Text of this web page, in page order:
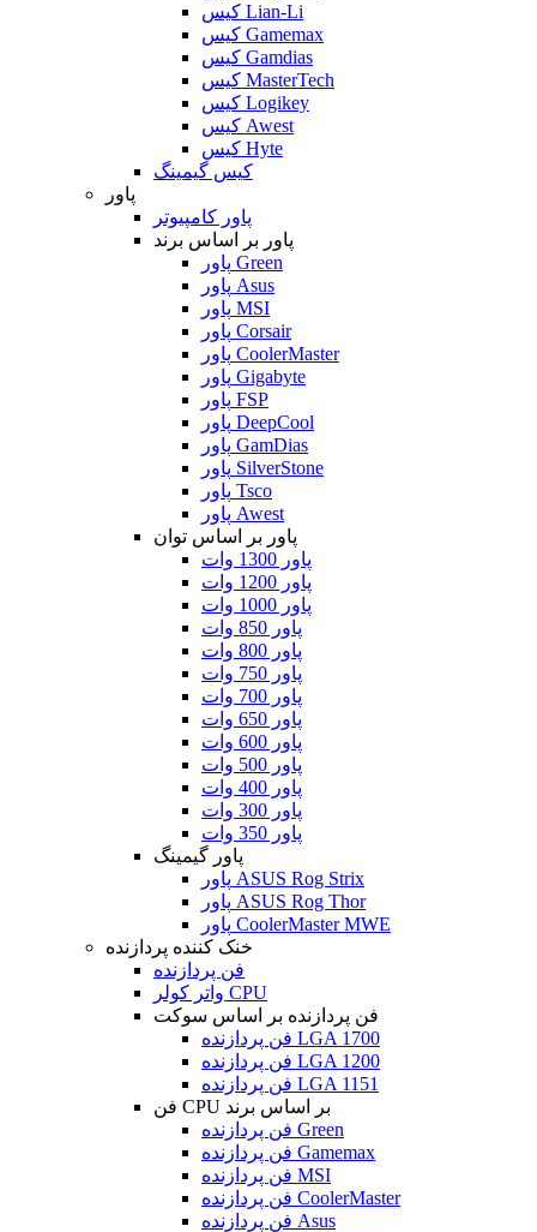
کیس Lian-Li
کیس Gamemax
کیس Gamdias
کیس MasterTech
کیس Logikey
کیس Awest
کیس Hyte
کیس گیمینگ
پاور
پاور کامپیوتر
پاور بر اساس برند
پاور Green
پاور Asus
پاور MSI
پاور Corsair
پاور CoolerMaster
پاور Gigabyte
پاور FSP
پاور DeepCool
پاور GamDias
پاور SilverStone
پاور Tsco
پاور Awest
پاور بر اساس توان
پاور 1300 وات
پاور 1200 وات
پاور 1000 وات
پاور 850 وات
پاور 800 وات
پاور 750 وات
پاور 700 وات
پاور 650 وات
پاور 600 وات
پاور 500 وات
پاور 400 وات
پاور 300 وات
پاور 350 وات
پاور گیمینگ
پاور ASUS Rog Strix
پاور ASUS Rog Thor
پاور CoolerMaster MWE
خنک کننده پردازنده
فن پردازنده
واتر کولر CPU
فن پردازنده بر اساس سوکت
فن پردازنده LGA 1700
فن پردازنده LGA 1200
فن پردازنده LGA 1151
فن CPU بر اساس برند
فن پردازنده Green
فن پردازنده Gamemax
فن پردازنده MSI
فن پردازنده CoolerMaster
فن پردازنده Asus